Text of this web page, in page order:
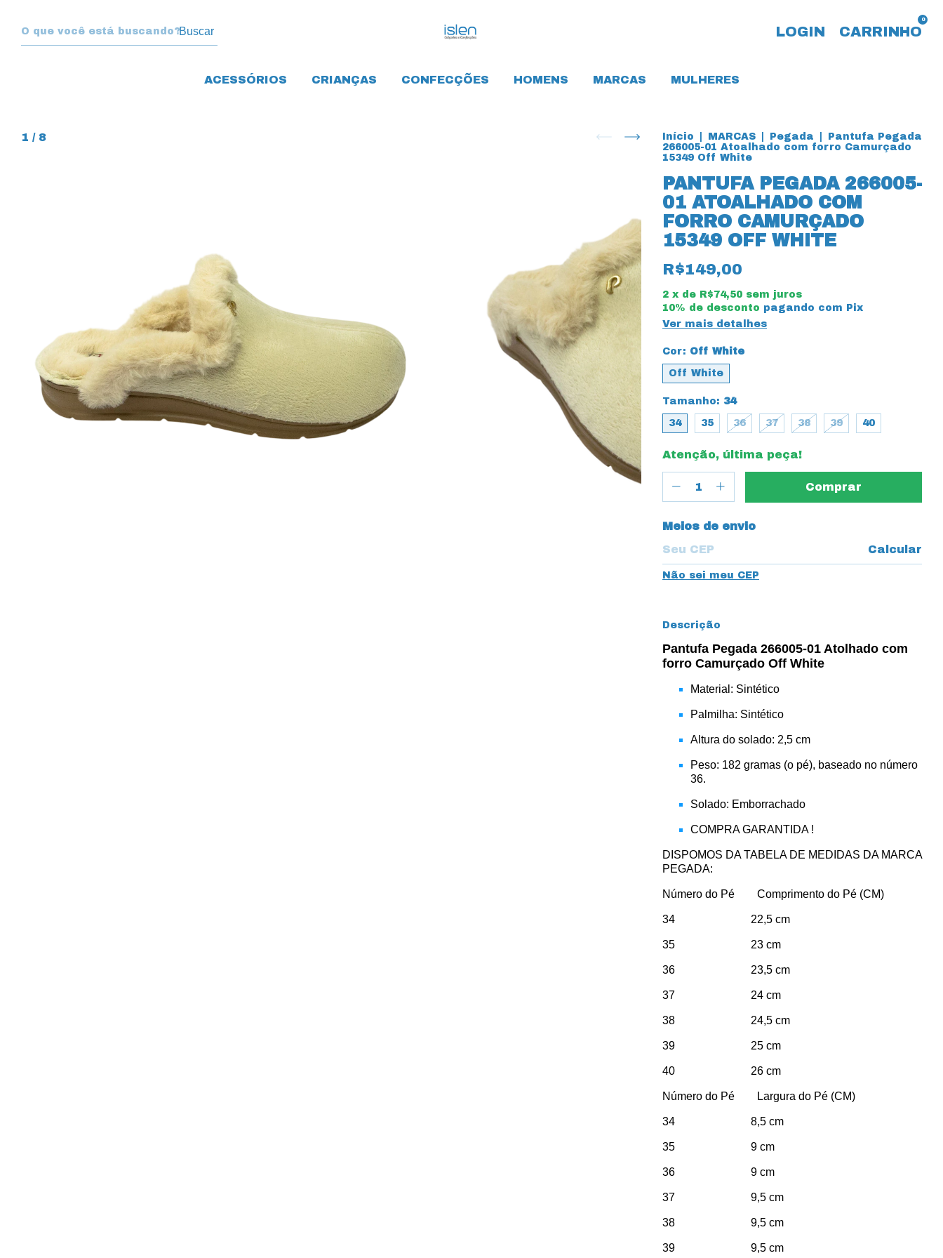
Buscar LOGIN CARRINHO
0
ACESSÓRIOS CRIANÇAS CONFECÇÕES HOMENS MARCAS MULHERES
1 / 8 Início MARCAS Pegada
Pantufa Pegada
266005-01 Atoalhado com forro Camurçado
15349 Off White
PANTUFA PEGADA 266005-
01 ATOALHADO COM
FORRO CAMURÇADO
15349 OFF WHITE
R$149,00
2 x de R$74,50 sem juros
10% de desconto pagando com Pix
Ver mais detalhes
Cor: Off White
Off White
Tamanho: 34
34 35 36 37 38 39 40
Atenção, última peça!
Entregas para o CEP:
Meios de envio
Calcular
Não sei meu CEP
Descrição
Pantufa Pegada 266005-01 Atolhado com
forro Camurçado Off White
Material: Sintético
Palmilha: Sintético
Altura do solado: 2,5 cm
Peso: 182 gramas (o pé), baseado no número
36.
Solado: Emborrachado
COMPRA GARANTIDA !
DISPOMOS DA TABELA DE MEDIDAS DA MARCA
PEGADA:
Número do Pé Comprimento do Pé (CM)
34 22,5 cm
35 23 cm
36 23,5 cm
37 24 cm
38 24,5 cm
39 25 cm
40 26 cm
Número do Pé Largura do Pé (CM)
34 8,5 cm
35 9 cm
36 9 cm
37 9,5 cm
38 9,5 cm
39 9,5 cm